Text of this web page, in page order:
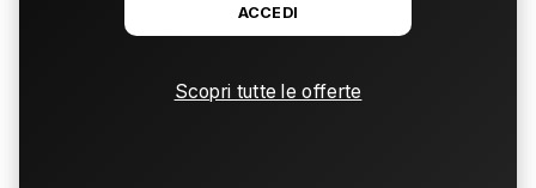
ACCEDI
Scopri tutte le offerte